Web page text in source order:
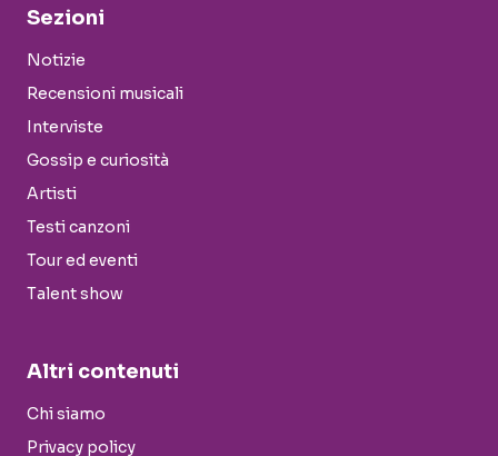
Sezioni
Notizie
Recensioni musicali
Interviste
Gossip e curiosità
Artisti
Testi canzoni
Tour ed eventi
Talent show
Altri contenuti
Chi siamo
Privacy policy